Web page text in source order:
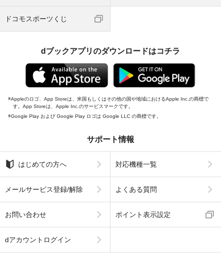
ドコモスポーツくじ
dブックアプリのダウンロードはコチラ
Appleのロゴ、App Storeは、米国もしくはその他の国や地域におけるApple Inc.の商標で
す。App Storeは、Apple Inc.のサービスマークです。
Google Play および Google Play ロゴは Google LLC の商標です。
サポート情報
はじめての方へ 対応機種一覧
メールサービス登録/解除 よくある質問
お問い合わせ ポイント表示設定
dアカウントログイン